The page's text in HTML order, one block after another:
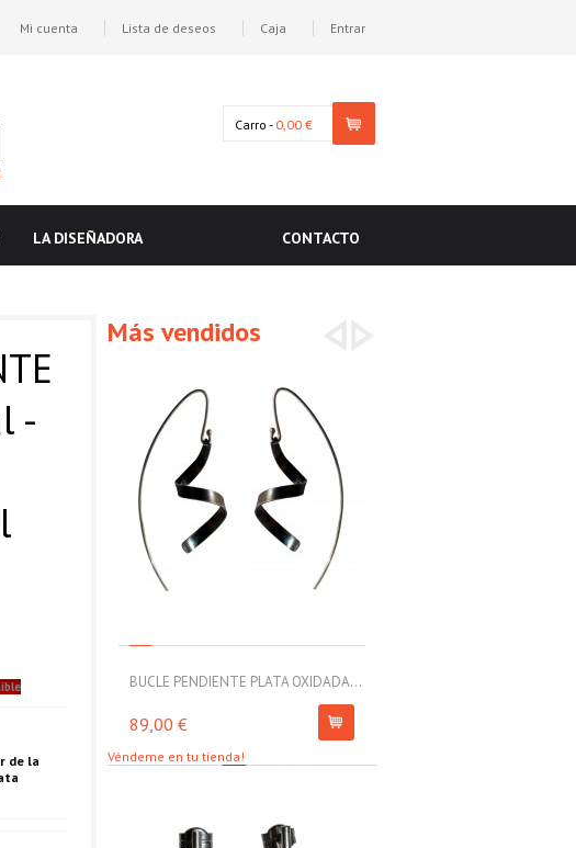
Mi cuenta Lista de deseos Caja Entrar
Carro - 0,00 €
LA DISEÑADORA CONTACTO
-
de la
Más vendidos
BUCLE PENDIENTE PLATA OXIDADA...
89,00 €
Véndeme en tu tienda!